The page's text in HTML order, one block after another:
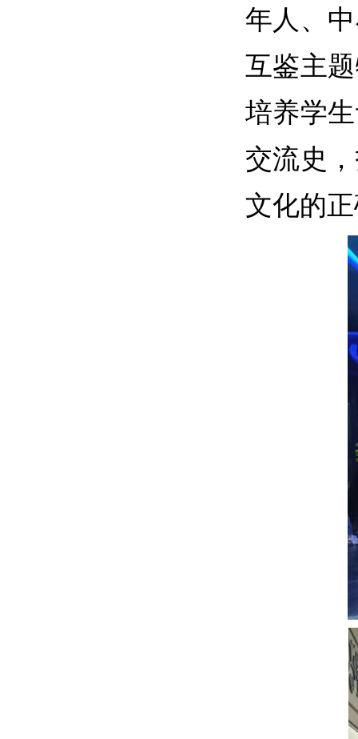
年人、
互鉴主
培养学
交流史
文化的